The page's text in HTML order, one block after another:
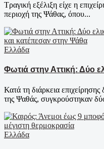
Τραγική εξέλιξη είχε η
περιοχή της Ψάθας, όπου...
Ελλάδα
Φωτιά στην Αττική: Δύο
Κατά τη διάρκεια
της Ψαθάς, συγκρούστηκαν
Ελλάδα